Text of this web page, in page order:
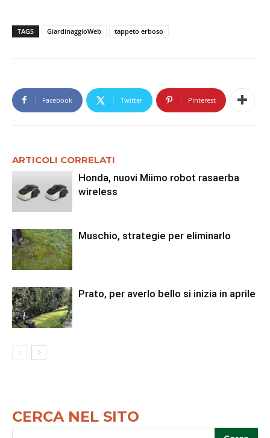
TAGS GiardinaggioWeb tappeto erboso
Facebook Twitter Pinterest
ARTICOLI CORRELATI
Honda, nuovi Miimo robot rasaerba
wireless
Muschio, strategie per eliminarlo
Prato, per averlo bello si inizia in aprile
CERCA NEL SITO